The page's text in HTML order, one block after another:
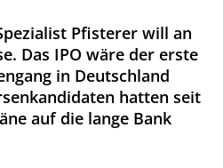
Pfisterer will an
Das IPO wäre der erste
in Deutschland
hatten seit
auf die lange Bank